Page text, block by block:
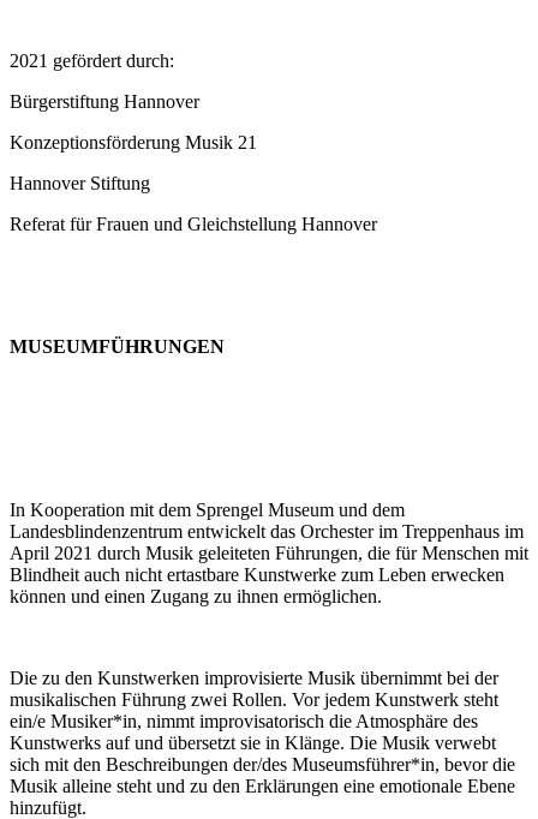
2021 gefördert durch:
Bürgerstiftung Hannover
Konzeptionsförderung Musik 21
Hannover Stiftung
Referat für Frauen und Gleichstellung Hannover
MUSEUMFÜHRUNGEN
In Kooperation mit dem Sprengel Museum und dem
Landesblindenzentrum entwickelt das Orchester im Treppenhaus im
April 2021 durch Musik geleiteten Führungen, die für Menschen mit
Blindheit auch nicht ertastbare Kunstwerke zum Leben erwecken
können und einen Zugang zu ihnen ermöglichen.
Die zu den Kunstwerken improvisierte Musik übernimmt bei der
musikalischen Führung zwei Rollen. Vor jedem Kunstwerk steht
ein/e Musiker*in, nimmt improvisatorisch die Atmosphäre des
Kunstwerks auf und übersetzt sie in Klänge. Die Musik verwebt
sich mit den Beschreibungen der/des Museumsführer*in, bevor die
Musik alleine steht und zu den Erklärungen eine emotionale Ebene
hinzufügt.